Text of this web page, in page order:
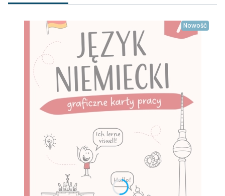
Nowość